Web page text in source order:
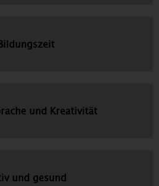
und Kreativität
und gesund